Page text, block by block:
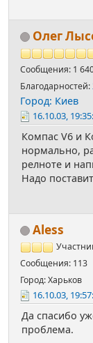
Олег
Сообщения: 1
Благодарностей:
Город: Киев
16.10.03,
Компас V6 и
нормально,
релноте и
Надо
Aless
Сообщения: 113
Город: Харьков
16.10.03,
Да спасибо
проблема.